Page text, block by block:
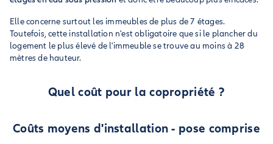
Elle concerne surtout les immeubles de plus de 7 étages.
Toutefois, cette installation n'est obligatoire que si le plancher du
logement le plus élevé de l'immeuble se trouve au moins à 28
mètres de hauteur.
Quel coût pour la copropriété ?
Coûts moyens d'installation - pose comprise